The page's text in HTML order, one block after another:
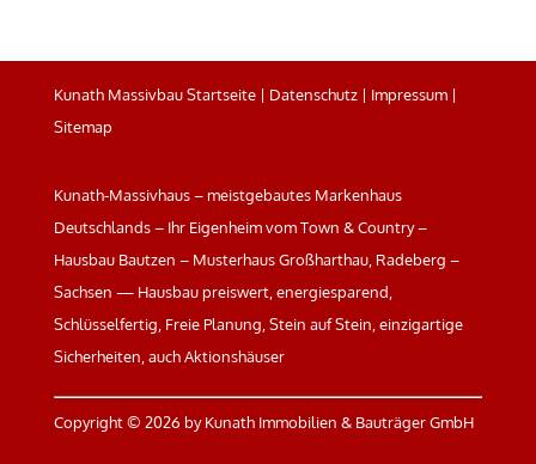
Kunath Massivbau Startseite| Datenschutz| Impressum|
Sitemap
Kunath-Massivhaus – meistgebautes Markenhaus
Deutschlands – Ihr Eigenheim vom Town & Country –
Hausbau Bautzen – Musterhaus Großharthau, Radeberg –
Sachsen — Hausbau preiswert, energiesparend,
Schlüsselfertig, Freie Planung, Stein auf Stein, einzigartige
Sicherheiten, auch Aktionshäuser
Copyright © 2026 by Kunath Immobilien & Bauträger GmbH